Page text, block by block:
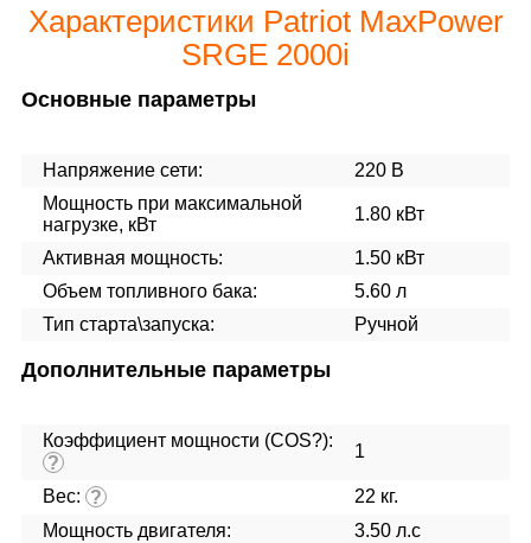
Характеристики Patriot MaxPower
SRGE 2000i
Основные параметры
Напряжение сети:
220 В
Мощность при максимальной
нагрузке, кВт
1.80 кВт
Активная мощность:
1.50 кВт
Объем топливного бака:
5.60 л
Тип старта\запуска:
Ручной
Дополнительные параметры
Коэффициент мощности (COS?):
?
1
Вес: ?
22 кг.
Мощность двигателя:
3.50 л.с